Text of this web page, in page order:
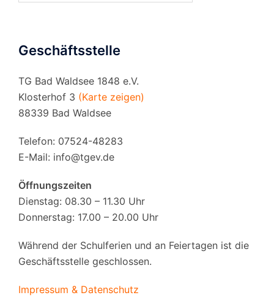
Geschäftsstelle
TG Bad Waldsee 1848 e.V.
Klosterhof 3 (Karte zeigen)
88339 Bad Waldsee
Telefon: 07524-48283
E-Mail: info@tgev.de
Öffnungszeiten
Dienstag: 08.30 – 11.30 Uhr
Donnerstag: 17.00 – 20.00 Uhr
Während der Schulferien und an Feiertagen ist die
Geschäftsstelle geschlossen.
Impressum & Datenschutz